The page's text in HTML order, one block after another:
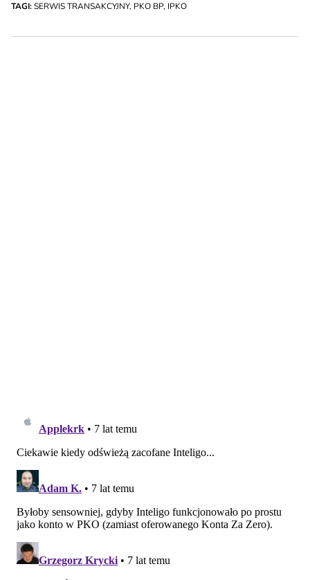
TAGI:SERWIS TRANSAKCYJNY, PKO BP, IPKO